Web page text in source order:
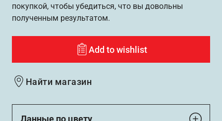
покупкой, чтобы убедиться, что вы довольны
полученным результатом.
Add to wishlist
Найти магазин